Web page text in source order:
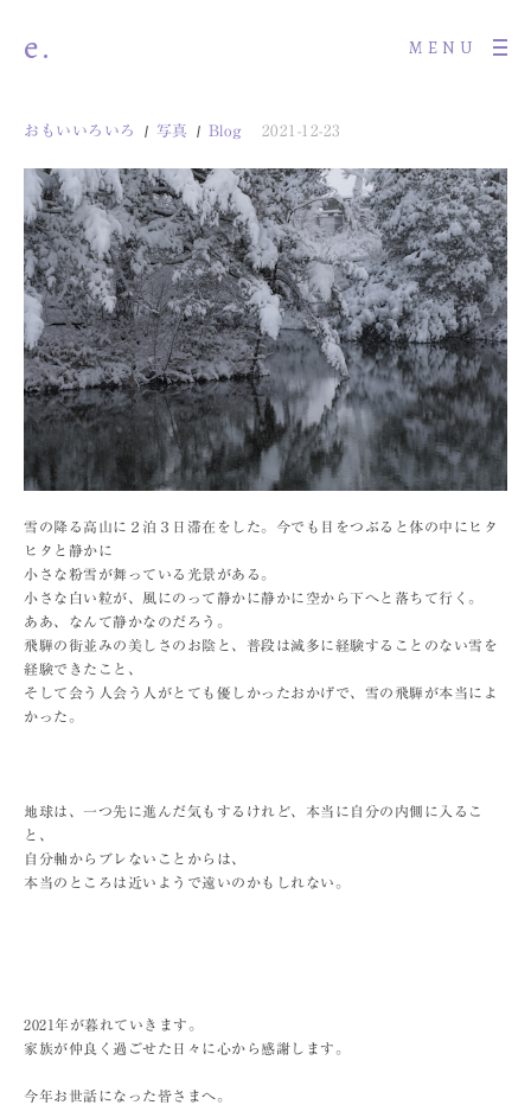
MENU
e.
おもいいろいろ 写真 Blog 2021-12-23
雪の降る高山に２泊３日滞在をした。今でも目をつぶると体の中にヒタ
ヒタと静かに
小さな粉雪が舞っている光景がある。
小さな白い粒が、風にのって静かに静かに空から下へと落ちて行く。
ああ、なんて静かなのだろう。
飛騨の街並みの美しさのお陰と、普段は滅多に経験することのない雪を
経験できたこと、
そして会う人会う人がとても優しかったおかげで、雪の飛騨が本当によ
かった。
地球は、一つ先に進んだ気もするけれど、本当に自分の内側に入るこ
と、
自分軸からブレないことからは、
本当のところは近いようで遠いのかもしれない。
2021年が暮れていきます。
家族が仲良く過ごせた日々に心から感謝します。
今年お世話になった皆さまへ。